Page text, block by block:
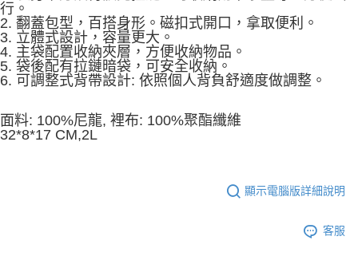
由本公司與您本人進行分期帳單所需資料之確認、核對及更正。
3.完整用戶服務條款，請詳閱以下連結：https://oppay.tw/userRule
行。
2. 翻蓋包型，百搭身形。磁扣式開口，拿取便利。
3. 立體式設計，容量更大。
4. 主袋配置收納夾層，方便收納物品。
5. 袋後配有拉鏈暗袋，可安全收納。
6. 可調整式背帶設計: 依照個人背負舒適度做調整。
面料: 100%尼龍, 裡布: 100%聚酯纖維
32*8*17 CM,2L
顯示電腦版詳細說明
客服